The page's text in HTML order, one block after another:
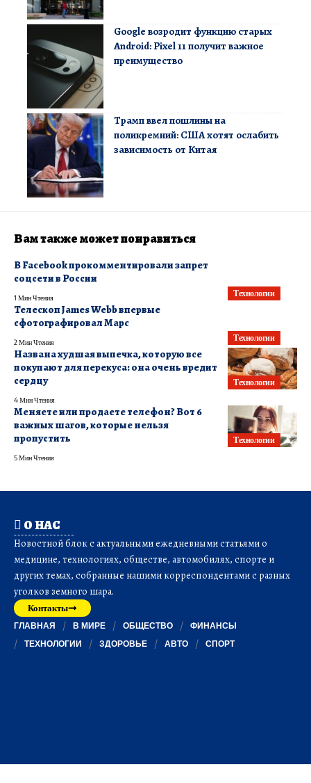
Google возродит функцию старых
Android: Pixel 11 получит важное
преимущество
Трамп ввел пошлины на
поликремний: США хотят ослабить
зависимость от Китая
Вам также может понравиться
Технологии
В Facebook прокомментировали запрет
соцсети в России
1 Мин Чтения
Технологии
Телескоп James Webb впервые
сфотографировал Марс
2 Мин Чтения
Технологии
Названа худшая выпечка, которую все
покупают для перекуса: она очень вредит
сердцу
4 Мин Чтения
Технологии
Меняете или продаете телефон? Вот 6
важных шагов, которые нельзя
пропустить
5 Мин Чтения
О НАС
Новостной блок с актуальными ежедневными статьями о
медицине, технологиях, обществе, автомобилях, спорте и
других темах, собранные нашими корреспондентами с разных
уголков земного шара.
Контакты
ГЛАВНАЯ В МИРЕ ОБЩЕСТВО
ФИНАНСЫ
ТЕХНОЛОГИИ
ЗДОРОВЬЕ АВТО СПОРТ